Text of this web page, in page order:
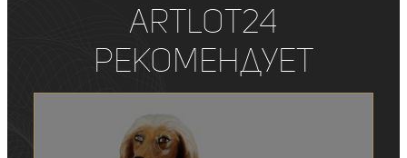
ArtLot24
рекомендует